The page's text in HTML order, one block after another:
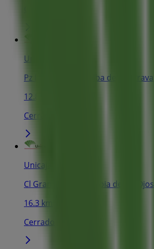
Unicaja Banco
Pz España 5, Torralba de Calatrava
12.8 km
Cerrado
Unicaja Banco
Cl Grande 2, Villarrubia de los Ojos
16.3 km
Cerrado